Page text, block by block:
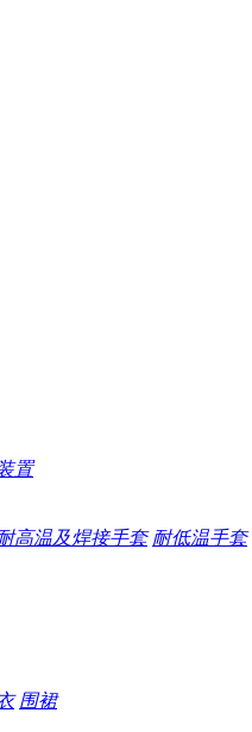
置
高温及焊接手套 耐低温手套
围裙